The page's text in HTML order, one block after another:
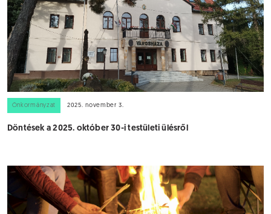
Önkormányzat 2025. november 3.
Döntések a 2025. október 30-i testületi ülésről